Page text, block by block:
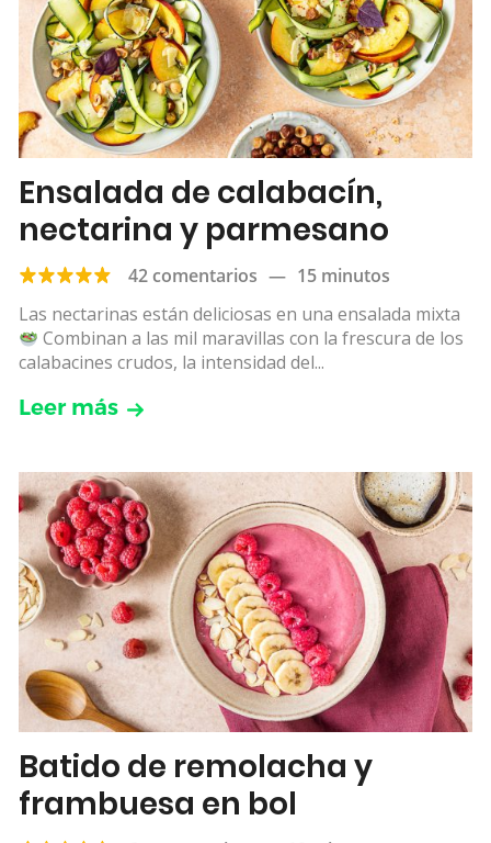
Ensalada de calabacín,
nectarina y parmesano
42 comentarios — 15 minutos
Las nectarinas están deliciosas en una ensalada mixta
Combinan a las mil maravillas con la frescura de los
calabacines crudos, la intensidad del...
Leer más
Batido de remolacha y
frambuesa en bol